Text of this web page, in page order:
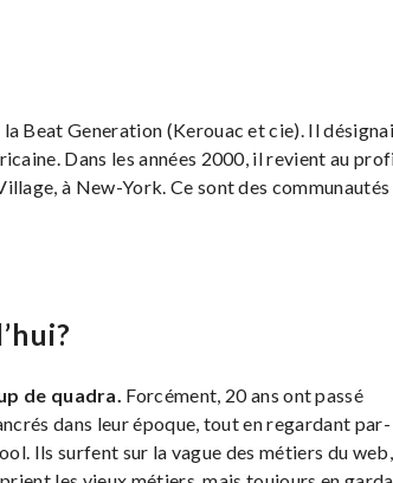
la Beat Generation (Kerouac et cie). Il
Dans les années 2000, il revient au
à New-York. Ce sont des communautés
de quadra. Forcément, 20 ans ont passé
dans leur époque, tout en regardant par-
Ils surfent sur la vague des métiers du web,